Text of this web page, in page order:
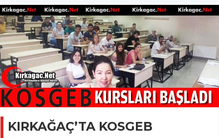
KIRKAĞAÇ’TA KOSGEB